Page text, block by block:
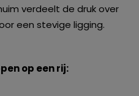
verdeelt de druk over
een stevige ligging.
op een rij: